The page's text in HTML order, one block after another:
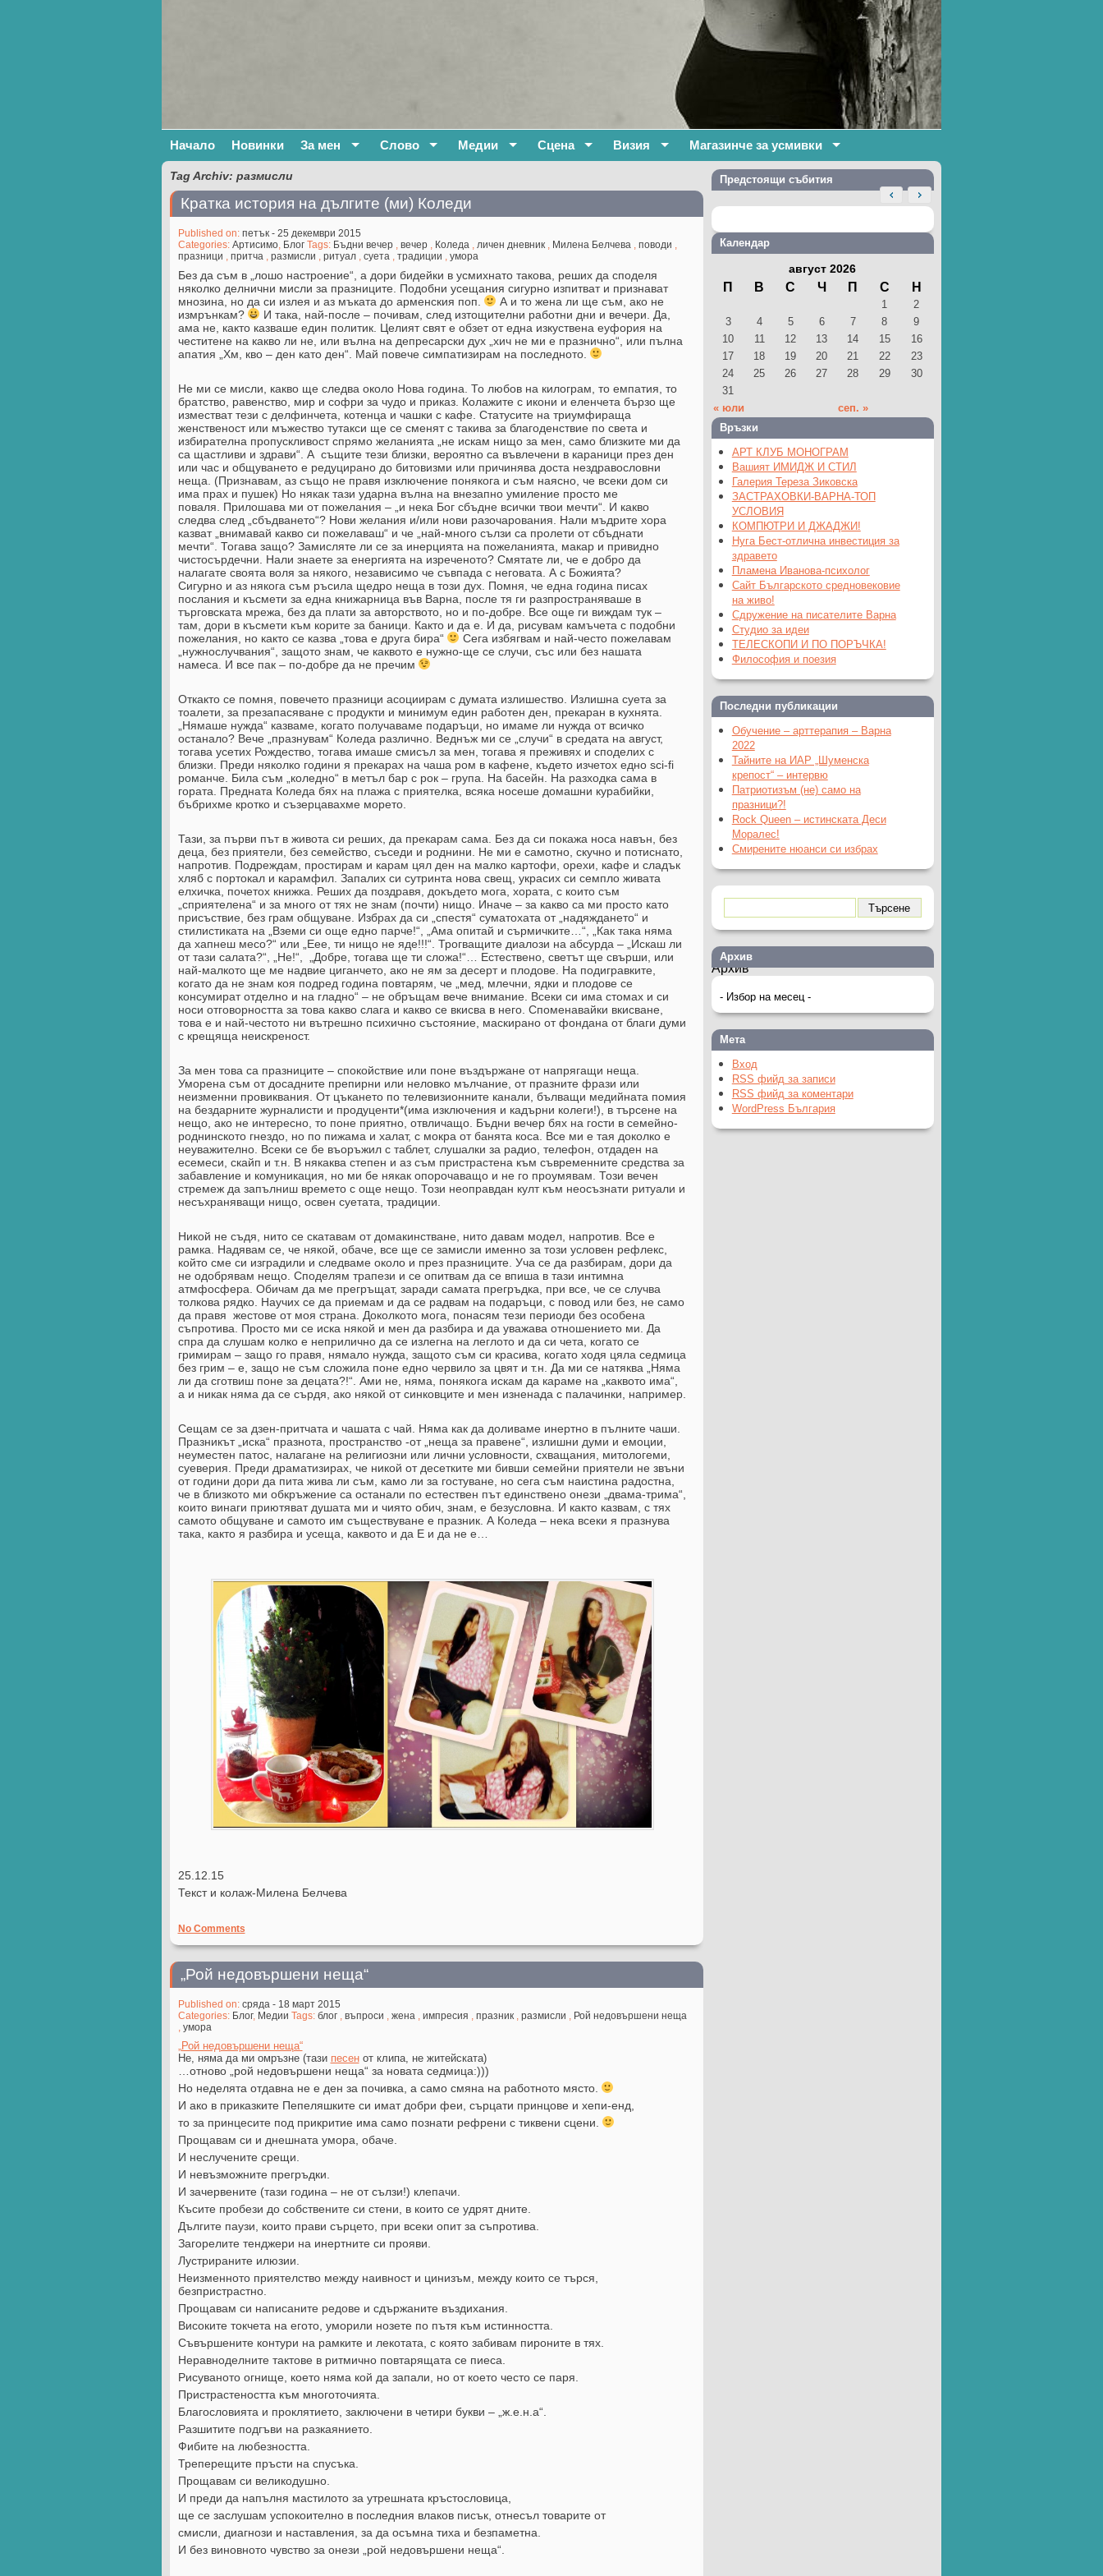
Начало Новинки За мен Слово Медии Сцена Визия Магазинче за усмивки
Tag Archiv: размисли
Кратка история на дългите (ми) Коледи
Published on: петък - 25 декември 2015
Categories: Артисимо, БлогTags: Бъдни вечер, вечер, Коледа личен дневник, Милена Белчева поводи
празници
притча размисли ритуал, суета традиции умора
Без да съм в „лошо настроение“, а дори бидейки в усмихнато такова, реших да споделя
няколко делнични мисли за празниците. Подобни усещания сигурно изпитват и признават
мнозина, но да си излея и аз мъката до арменския поп.
А и то жена ли ще съм, ако не
измрънкам?
И така, най-после – почивам, след изтощителни работни дни и вечери. Да,
ама не, както казваше един политик. Целият свят е обзет от една изкуствена еуфория на
честитене на какво ли не, или вълна на депресарски дух „хич не ми е празнично“, или пълна
апатия „Хм, кво – ден като ден“. Май повече симпатизирам на последното.
Не ми се мисли, какво ще следва около Нова година. То любов на килограм, то емпатия, то
братство, равенство, мир и софри за чудо и приказ. Колажите с икони и еленчета бързо ще
изместват тези с делфинчета, котенца и чашки с кафе. Статусите на триумфираща
женственост или мъжество тутакси ще се сменят с такива за благоденствие по света и
избирателна пропускливост спрямо желанията „не искам нищо за мен, само близките ми да
са щастливи и здрави“. А същите тези близки, вероятно са въвлечени в караници през ден
или час и общуването е редуцирано до битовизми или причинява доста нездравословни
неща. (Признавам, аз също не правя изключение понякога и съм наясно, че всеки дом си
има прах и пушек) Но някак тази ударна вълна на внезапно умиление просто ме
поваля. Прилошава ми от пожелания – „и нека Бог сбъдне всички твои мечти“. И какво
следва след „сбъдването“? Нови желания и/или нови разочарования. Нали мъдрите хора
казват „внимавай какво си пожелаваш“ и че „най-много сълзи са пролети от сбъднати
мечти“. Тогава защо? Замисляте ли се за инерцията на пожеланията, макар и привидно
чистосърдечни. Нали знаете за енергията на изреченото? Смятате ли, че е добро да
налагате своята воля за някого, независимо че съвпада с неговата. А с Божията?
Сигурно и аз някога съм ръсила щедро неща в този дух. Помня, че една година писах
послания и късмети за една книжарница във Варна, после тя ги разпространяваше в
търговската мрежа, без да плати за авторството, но и по-добре. Все още ги виждам тук –
там, дори в късмети към корите за баници. Както и да е. И да, рисувам камъчета с подобни
пожелания, но както се казва „това е друга бира“
Сега избягвам и най-често пожелавам
„нужнослучвания“, защото знам, че каквото е нужно-ще се случи, със или без нашата
намеса. И все пак – по-добре да не пречим
Откакто се помня, повeчето празници асоциирам с думата излишество. Излишна суета за
тоалети, за презапасяване с продукти и минимум един работен ден, прекаран в кухнята.
„Нямаше нужда“ казваме, когато получаваме подаръци, но имаме ли нужда от всичко
останало? Вече „празнувам“ Коледа различно. Веднъж ми се „случи“ в средата на август,
тогава усетих Рождество, тогава имаше смисъл за мен, тогава я преживях и споделих с
близки. Преди няколко години я прекарах на чаша ром в кафене, където изчетох едно sci-fi
романче. Била съм „коледно“ в метъл бар с рок – група. На басейн. На разходка сама в
гората. Предната Коледа бях на плажа с приятелка, всяка носеше домашни курабийки,
бъбрихме кротко и съзерцавахме морето.
Тази, за първи път в живота си реших, да прекарам сама. Без да си покажа носа навън, без
деца, без приятели, без семейство, съседи и роднини. Не ми е самотно, скучно и потиснато,
напротив. Подреждам, простирам и карам цял ден на малко картофи, орехи, кафе и сладък
хляб с портокал и карамфил. Запалих си сутринта нова свещ, украсих си семпло живата
елхичка, почетох книжка. Реших да поздравя, докъдето мога, хората, с които съм
„сприятелена“ и за много от тях не знам (почти) нищо. Иначе – за какво са ми просто като
присъствие, без грам общуване. Избрах да си „спестя“ суматохата от „надяждането“ и
стилистиката на „Вземи си още едно парче!“, „Ама опитай и сърмичките…“, „Как така няма
да хапнеш месо?“ или „Еее, ти нищо не яде!!!“. Трогващите диалози на абсурда – „Искаш ли
от тази салата?“, „Не!“, „Добре, тогава ще ти сложа!“… Естествено, светът ще свърши, или
най-малкото ще ме надвие циганчето, ако не ям за десерт и плодове. На подигравките,
когато да не знам коя подред година повтарям, че „мед, млечни, ядки и плодове се
консумират отделно и на гладно“ – не обръщам вече внимание. Всеки си има стомах и си
носи отговорността за това какво слага и какво се вкисва в него. Споменавайки вкисване,
това е и най-честото ни вътрешно психично състояние, маскирано от фондана от благи думи
с крещяща неискреност.
За мен това са празниците – спокойствие или поне въздържане от напрягащи неща.
Уморена съм от досадните препирни или неловко мълчание, от празните фрази или
неизменни провиквания. От цъкането по телевизионните канали, бълващи медийната помия
на бездарните журналисти и продуценти*(има изключения и кадърни колеги!), в търсене на
нещо, ако не интересно, то поне приятно, отвличащо. Бъдни вечер бях на гости в семейно-
роднинското гнездо, но по пижама и халат, с мокра от банята коса. Все ми е тая доколко е
неуважително. Всеки се бе въоръжил с таблет, слушалки за радио, телефон, отдаден на
есемеси, скайп и т.н. В някаква степен и аз съм пристрастена към съвременните средства за
забавление и комуникация, но ми бе някак опорочаващо и не го проумявам. Този вечен
стремеж да запълниш времето с още нещо. Този неоправдан култ към неосъзнати ритуали и
несъхраняващи нищо, освен суетата, традиции.
Никой не съдя, нито се скатавам от домакинстване, нито давам модел, напротив. Все е
рамка. Надявам се, че някой, обаче, все ще се замисли именно за този условен рефлекс,
който сме си изградили и следваме около и през празниците. Уча се да разбирам, дори да
не одобрявам нещо. Споделям трапези и се опитвам да се впиша в тази интимна
атмфосфера. Обичам да ме прегръщат, заради самата прегръдка, при все, че се случва
толкова рядко. Научих се да приемам и да се радвам на подаръци, с повод или без, не само
да правя жестове от моя страна. Доколкото мога, понасям тези периоди без особена
съпротива. Просто ми се иска някой и мен да разбира и да уважава отношението ми. Да
спра да слушам колко е неприлично да се излегна на леглото и да си чета, когато се
гримирам – защо го правя, нямало нужда, защото съм си красива, когато ходя цяла седмица
без грим – е, защо не съм сложила поне едно червило за цвят и т.н. Да ми се натяква „Няма
ли да сготвиш поне за децата?!“. Ами не, няма, понякога искам да караме на „каквото има“,
а и никак няма да се сърдя, ако някой от синковците и мен изненада с палачинки, например.
Сещам се за дзен-притчата и чашата с чай. Няма как да доливаме инертно в пълните чаши.
Празникът „иска“ празнота, пространство -от „неща за правене“, излишни думи и емоции,
неуместен патос, налагане на религиозни или лични условности, схващания, митологеми,
суеверия. Преди драматизирах, че никой от десетките ми бивши семейни приятели не звъни
от години дори да пита жива ли съм, камо ли за гостуване, но сега съм наистина радостна,
че в близкото ми обкръжение са останали по естествен път единствено онези „двама-трима“,
които винаги приютяват душата ми и чиято обич, знам, е безусловна. И както казвам, с тях
самото общуване и самото им съществуване е празник. А Коледа – нека всеки я празнува
така, както я разбира и усеща, каквото и да Е и да не е…
25.12.15
Текст и колаж-Милена Белчева
No Comments
„Рой недовършени неща“
Published on: сряда - 18 март 2015
Categories: Блог, Медии Tags: блог, въпроси , жена, импресия , празник, размисли , Рой недовършени неща
, умора
„Рой недовършени неща“
Не, няма да ми омръзне (тази песенот клипа, не житейската)
…отново „рой недовършени неща“ за новата седмица:)))
Но неделята отдавна не е ден за почивка, а само смяна на работното място.
И ако в приказките Пепеляшките си имат добри феи, сърцати принцове и хепи-енд,
то за принцесите под прикритие има само познати рефрени с тиквени сцени.
Прощавам си и днешната умора, обаче.
И неслучените срещи.
И невъзможните прегръдки.
И зачервените (тази година – не от сълзи!) клепачи.
Късите пробези до собствените си стени, в които се удрят дните.
Дългите паузи, които прави сърцето, при всеки опит за съпротива.
Загорелите тенджери на инертните си прояви.
Лустрираните илюзии.
Неизменното приятелство между наивност и цинизъм, между които се търся,
безпристрастно.
Прощавам си написаните редове и сдържаните въздихания.
Високите токчета на егото, уморили нозете по пътя към истинността.
Съвършените контури на рамките и лекотата, с която забивам пироните в тях.
Неравноделните тактове в ритмично повтарящата се пиеса.
Рисуваното огнище, което няма кой да запали, но от което често се паря.
Пристрастеността към многоточията.
Благословията и проклятието, заключени в четири букви – „ж.е.н.а“.
Разшитите подгъви на разкаянието.
Фибите на любезността.
Треперещите пръсти на спусъка.
Прощавам си великодушно.
И преди да напълня мастилото за утрешната кръстословица,
ще се заслушам успокоително в последния влаков писък, отнесъл товарите от
смисли, диагнози и наставления, за да осъмна тиха и безпаметна.
И без виновното чувство за онези „рой недовършени неща“.
Предстоящи събития
Календар
август 2026
П В С Ч П С Н
« юли сеп. »
1
2
3
4 5 6 7 8
9
10
11 12 13 14 15
16
17
18 19 20 21 22
23
24
25 26 27 28 29
30
31
Връзки
АРТ КЛУБ МОНОГРАМ
Вашият ИМИДЖ И СТИЛ
Галерия Тереза Зиковска
ЗАСТРАХОВКИ-ВАРНА-ТОП
УСЛОВИЯ
КОМПЮТРИ И ДЖАДЖИ!
Нуга Бест-отлична инвестиция за
здравето
Пламена Иванова-психолог
Сайт Българското средновековие
на живо!
Сдружение на писателите Варна
Студио за идеи
ТЕЛЕСКОПИ И ПО ПОРЪЧКА!
Философия и поезия
Последни публикации
Обучение – арттерапия – Варна
2022
Тайните на ИАР „Шуменска
крепост“ – интервю
Патриотизъм (не) само на
празници?!
Rock Queen – истинската Деси
Моралес!
Смирените нюанси си избрах
Архив
Архив
Мета
Вход
RSS фийд за записи
RSS фийд за коментари
WordPress България